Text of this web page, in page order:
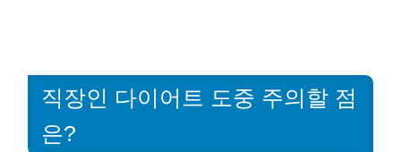
직장인 다이어트 도중 주의할 점
은?